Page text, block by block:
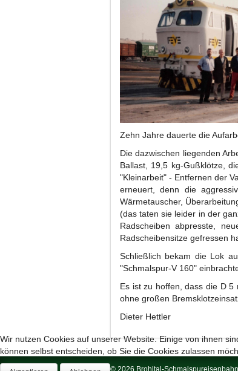
Zehn Jahre dauerte die
Die dazwischen liegenden
Ballast, 19,5 kg-Gußklötze,
"Kleinarbeit" - Entfernen der
erneuert, denn die
Wärmetauscher,
(das taten sie leider in der
Radscheiben abpresste,
Radscheibensitze gefressen
Schließlich bekam die Lok
"Schmalspur-V 160"
Es ist zu hoffen, dass die D
ohne großen
Dieter Hettler
© 2026 Brohltal-
Wir nutzen Cookies auf unserer Website. Einige von ihnen
können selbst entscheiden, ob Sie die Cookies zulassen